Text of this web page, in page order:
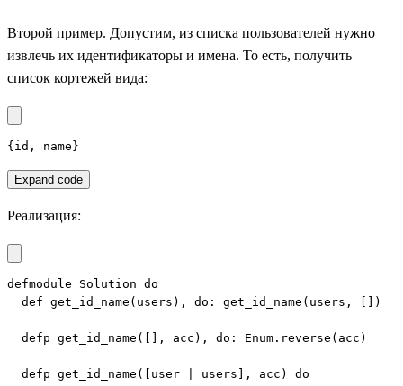
Второй пример. Допустим, из списка пользователей нужно
извлечь их идентификаторы и имена. То есть, получить
список кортежей вида:
{id, name}
Expand code
Реализация:
defmodule Solution do
  def get_id_name(users), do: get_id_name(users, [])
  defp get_id_name([], acc), do: Enum.reverse(acc)
  defp get_id_name([user | users], acc) do